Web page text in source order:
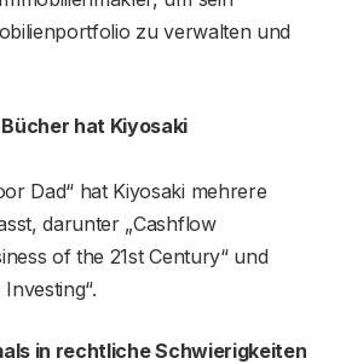
zu verwalten und
hat Kiyosaki
Dad“ hat Kiyosaki mehrere
darunter „Cashflow
of the 21st Century“ und
Investing“.
in rechtliche Schwierigkeiten